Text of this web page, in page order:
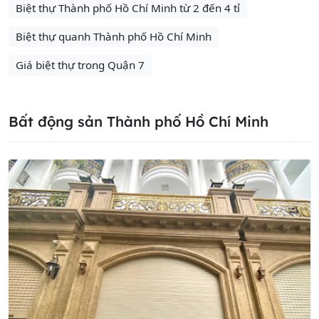
Biệt thự Thành phố Hồ Chí Minh từ 2 đến 4 tỉ
Biệt thự quanh Thành phố Hồ Chí Minh
Giá biệt thự trong Quận 7
Bất động sản Thành phố Hồ Chí Minh